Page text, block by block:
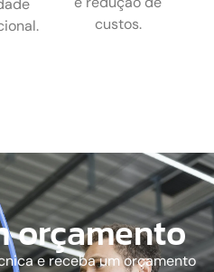
custos.
orçamento
e receba um orçamento